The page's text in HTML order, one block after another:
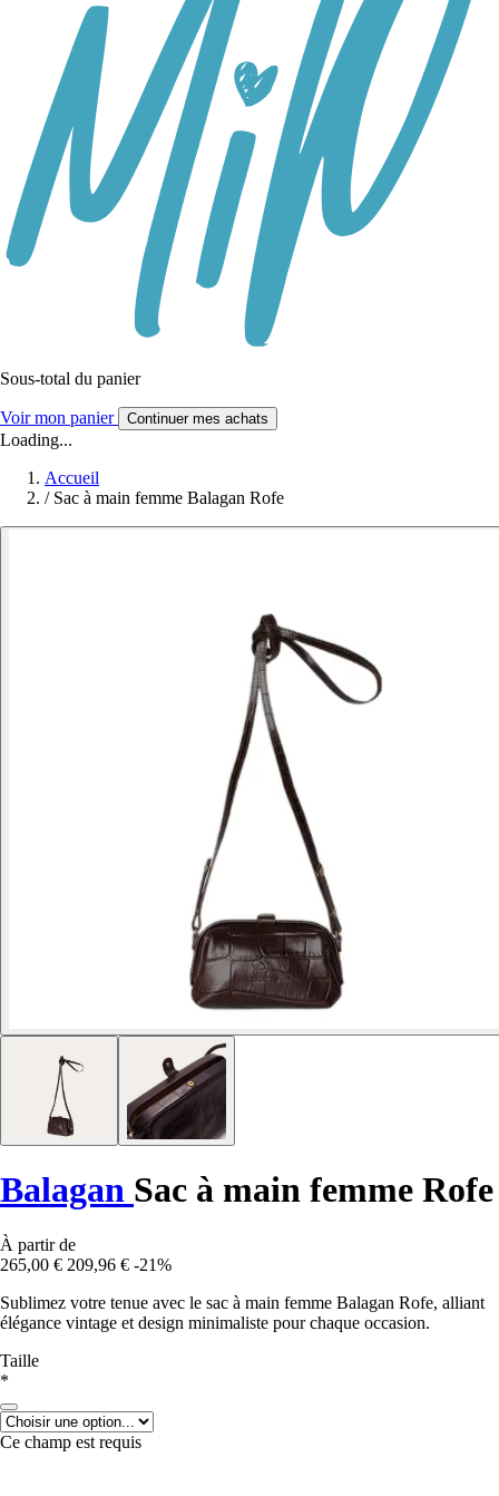
Sous-total du panier
Voir mon panier Continuer mes achats
Loading...
Accueil
/ Sac à main femme Balagan Rofe
Balagan Sac à main femme Rofe
À partir de
265,00 € 209,96 € -21%
Sublimez votre tenue avec le sac à main femme Balagan Rofe, alliant
élégance vintage et design minimaliste pour chaque occasion.
Taille
*
Ce champ est requis